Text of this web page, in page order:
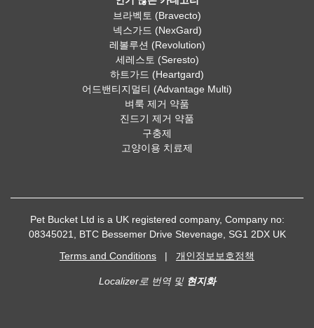
브라벡토 (Bravecto)
넥스가드 (NexGard)
레볼루션 (Revolution)
세레스토 (Seresto)
하트가드 (Heartgard)
어드밴티지멀티 (Advantage Multi)
벼룩 제거 약품
진드기 제거 약품
구충제
고양이용 치료제
Pet Bucket Ltd is a UK registered company, Company no:
08345021, BTC Bessemer Drive Stevenage, SG1 2DX UK
Terms and Conditions | 개인정보보호정책
Localizer로 번역 및 현지화